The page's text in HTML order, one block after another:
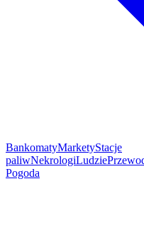
BankomatyMarketyStacje
paliwNekrologiLudzie
Pogoda